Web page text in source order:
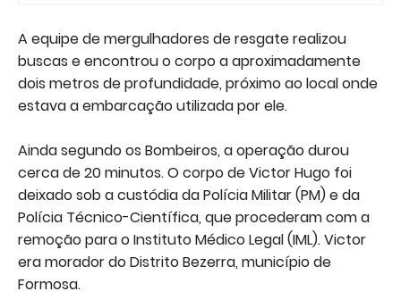
A equipe de mergulhadores de resgate realizou
buscas e encontrou o corpo a aproximadamente
dois metros de profundidade, próximo ao local onde
estava a embarcação utilizada por ele.
Ainda segundo os Bombeiros, a operação durou
cerca de 20 minutos. O corpo de Victor Hugo foi
deixado sob a custódia da Polícia Militar (PM) e da
Polícia Técnico-Científica, que procederam com a
remoção para o Instituto Médico Legal (IML). Victor
era morador do Distrito Bezerra, município de
Formosa.